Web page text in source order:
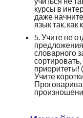
курсы в
даже
язык так,
5. Учите не
словарного
приоритеты!
Учите